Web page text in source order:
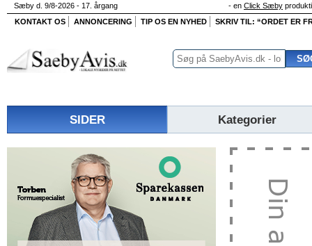
Sæby d. 9/8-2026 - 17. årgang - en Click Sæby
KONTAKT OS
ANNONCERING TIP OS EN NYHED SKRIV TIL: “ORDET ER
SIDER Kategorier